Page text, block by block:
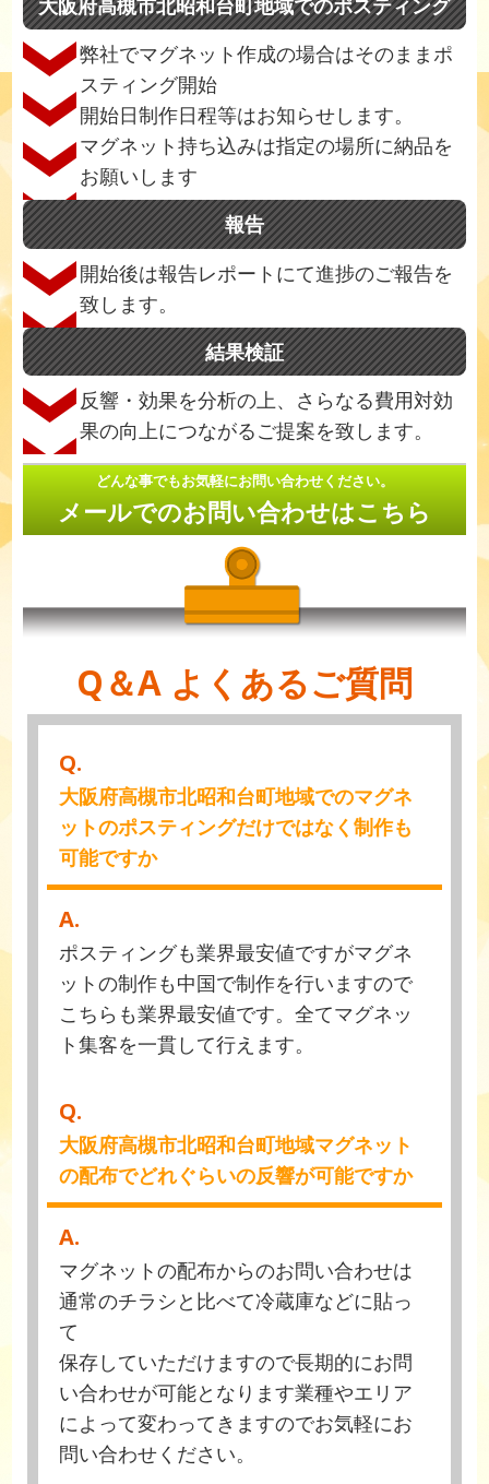
大阪府高槻市北昭和台町地域でのポスティング
弊社でマグネット作成の場合はそのままポ
スティング開始
開始日制作日程等はお知らせします。
マグネット持ち込みは指定の場所に納品を
お願いします
報告
開始後は報告レポートにて進捗のご報告を
致します。
結果検証
反響・効果を分析の上、さらなる費用対効
果の向上につながるご提案を致します。
どんな事でもお気軽にお問い合わせください。
メールでのお問い合わせはこちら
Q＆A よくあるご質問
Q.
大阪府高槻市北昭和台町地域でのマグネ
ットのポスティングだけではなく制作も
可能ですか
A.
ポスティングも業界最安値ですがマグネ
ットの制作も中国で制作を行いますので
こちらも業界最安値です。全てマグネッ
ト集客を一貫して行えます。
Q.
大阪府高槻市北昭和台町地域マグネット
の配布でどれぐらいの反響が可能ですか
A.
マグネットの配布からのお問い合わせは
通常のチラシと比べて冷蔵庫などに貼っ
て
保存していただけますので長期的にお問
い合わせが可能となります業種やエリア
によって変わってきますのでお気軽にお
問い合わせください。